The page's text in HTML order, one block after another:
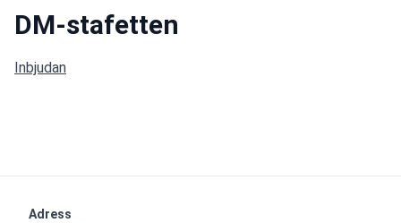
DM-stafetten
Inbjudan
Adress